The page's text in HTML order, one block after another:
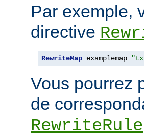
Par exemple,
directive
RewriteMap examplemap
Vous pourrez
de
RewriteRule